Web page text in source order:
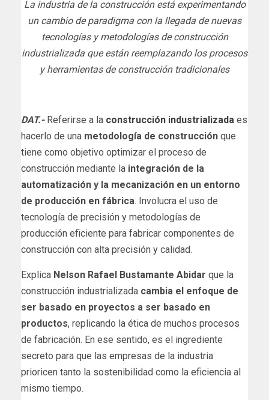
La industria de la construcción está experimentando
un cambio de paradigma con la llegada de nuevas
tecnologías y metodologías de construcción
industrializada que están reemplazando los procesos
y herramientas de construcción tradicionales
DAT.-Referirse a la construcción industrializada es
hacerlo de una metodología de construcción que
tiene como objetivo optimizar el proceso de
construcción mediante la integración de la
automatización y la mecanización en un entorno
de producción en fábrica. Involucra el uso de
tecnología de precisión y metodologías de
producción eficiente para fabricar componentes de
construcción con alta precisión y calidad.
Explica Nelson Rafael Bustamante Abidar que la
construcción industrializada cambia el enfoque de
ser basado en proyectos a ser basado en
productos, replicando la ética de muchos procesos
de fabricación. En ese sentido, es el ingrediente
secreto para que las empresas de la industria
prioricen tanto la sostenibilidad como la eficiencia al
mismo tiempo.